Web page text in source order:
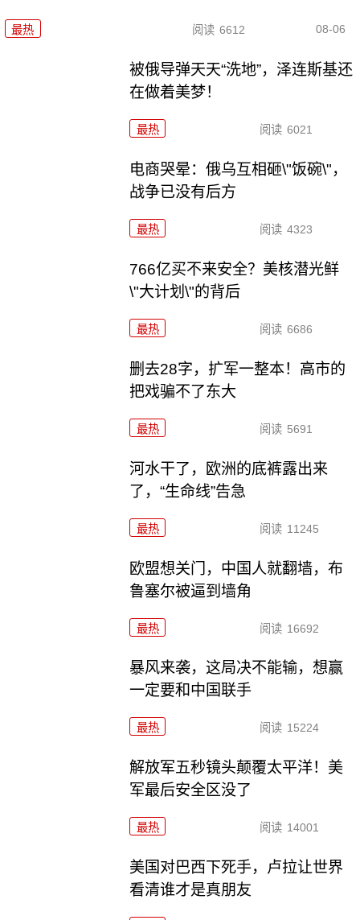
最热 阅读 6612 08-06
被俄导弹天天“洗地”，泽连斯基还
在做着美梦！
最热 阅读 6021
电商哭晕：俄乌互相砸\"饭碗\"，
战争已没有后方
最热 阅读 4323
766亿买不来安全？美核潜光鲜
\"大计划\"的背后
最热 阅读 6686
删去28字，扩军一整本！高市的
把戏骗不了东大
最热 阅读 5691
河水干了，欧洲的底裤露出来
了，“生命线”告急
最热 阅读 11245
欧盟想关门，中国人就翻墙，布
鲁塞尔被逼到墙角
最热 阅读 16692
暴风来袭，这局决不能输，想赢
一定要和中国联手
最热 阅读 15224
解放军五秒镜头颠覆太平洋！美
军最后安全区没了
最热 阅读 14001
美国对巴西下死手，卢拉让世界
看清谁才是真朋友